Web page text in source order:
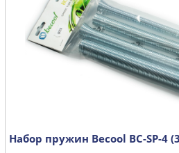
Набор пружин Becool BC-SP-4